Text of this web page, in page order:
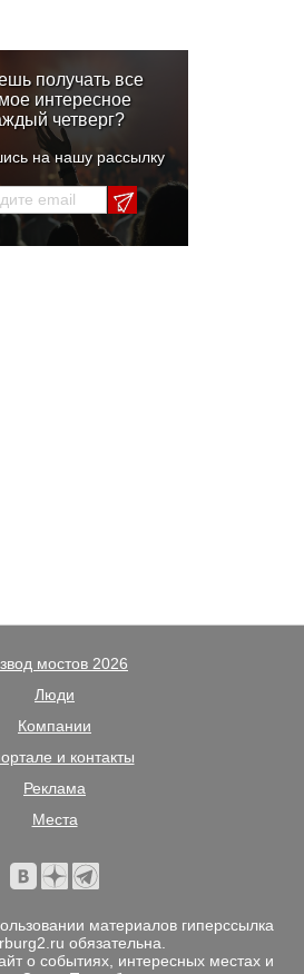
получать все
интересное
четверг?
на нашу рассылку
мостов 2026
Люди
Компании
и контакты
Реклама
Места
материалов гиперссылка
обязательна.
о событиях, интересных местах и